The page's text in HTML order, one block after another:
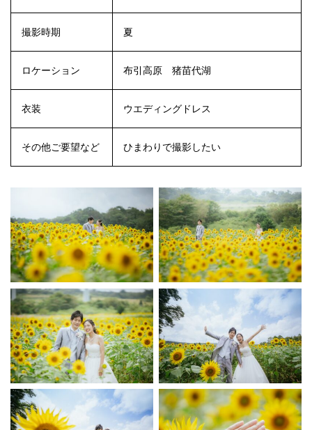
撮影時期 夏
ロケーション 布引高原 猪苗代湖
衣装 ウエディングドレス
その他ご要望など ひまわりで撮影したい